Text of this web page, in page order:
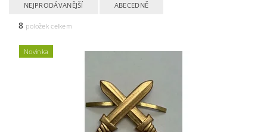
NEJPRODÁVANĚJŠÍ ABECEDNĚ
8 položek celkem
Novinka